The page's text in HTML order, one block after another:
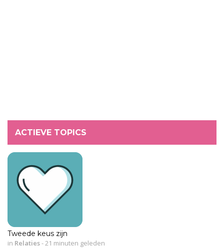
ACTIEVE TOPICS
Tweede keus zijn
in Relaties- 21 minuten geleden